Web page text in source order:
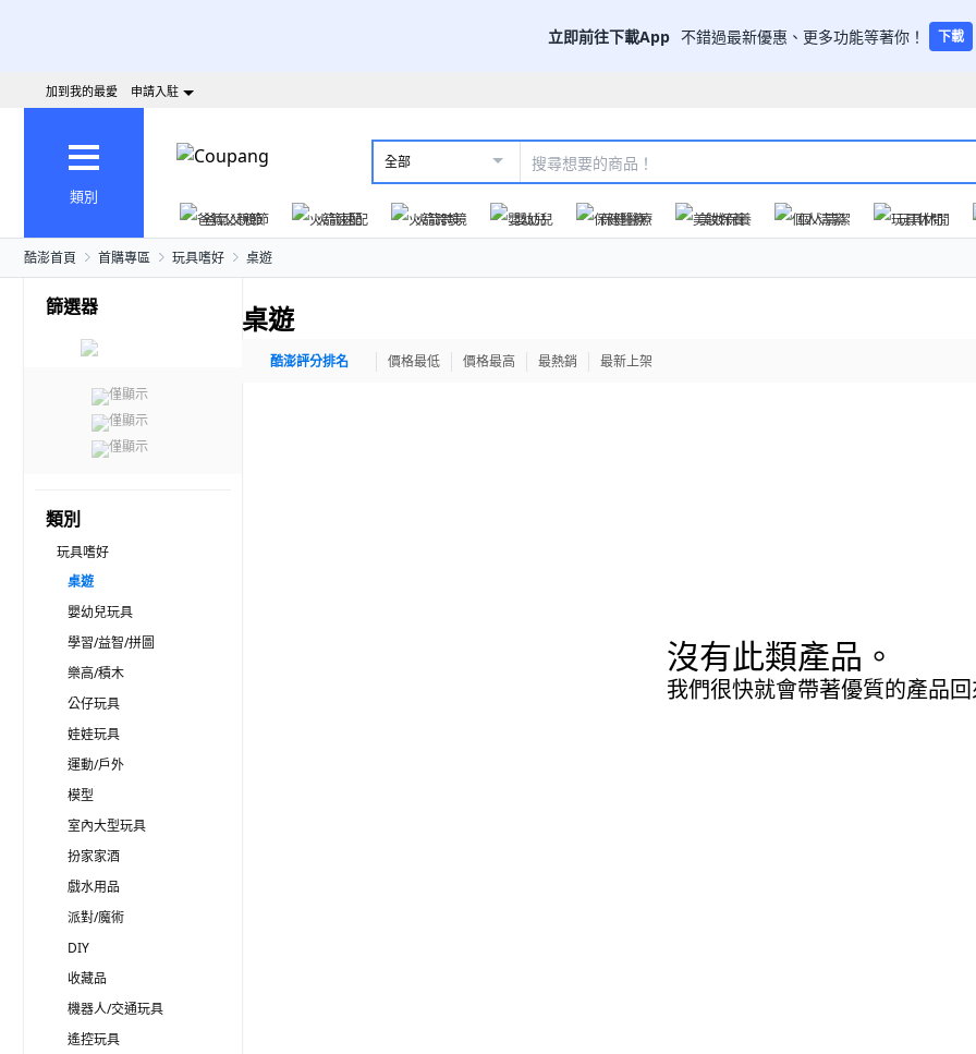
立即前往下載App 不錯過最新優惠、更多功能等著你！ 下載
加到我的最愛 申請入駐
類別
全部
爸氣父親節 火箭速配 火箭跨境 嬰幼兒 保健醫療 美妝保養 個人清潔 玩具休閒
酷澎首頁 首購專區 玩具嗜好 桌遊
篩選器
僅顯示
僅顯示
僅顯示
類別
玩具嗜好
桌遊
嬰幼兒玩具
學習/益智/拼圖
樂高/積木
公仔玩具
娃娃玩具
運動/戶外
模型
室內大型玩具
扮家家酒
戲水用品
派對/魔術
DIY
收藏品
機器人/交通玩具
遙控玩具
桌遊
酷澎評分排名 價格最低 價格最高 最熱銷 最新上架
沒有此類產品。
我們很快就會帶著優質的產品